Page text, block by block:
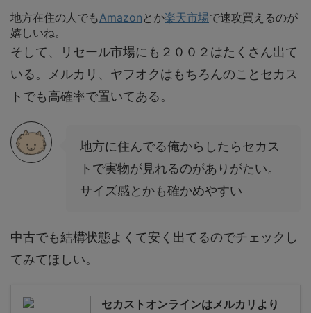
地方在住の人でもAmazon とか楽天市場で速攻買えるのが
嬉しいね。
そして、リセール市場にも２００２はたくさん出て
いる。メルカリ、ヤフオクはもちろんのことセカス
トでも高確率で置いてある。
地方に住んでる俺からしたらセカス
トで実物が見れるのがありがたい。
サイズ感とかも確かめやすい
中古でも結構状態よくて安く出てるのでチェックし
てみてほしい。
セカストオンラインはメルカリより